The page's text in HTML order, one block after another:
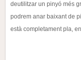
deutilitzar un pinyó més
podrem anar baixant de
està completament pla,